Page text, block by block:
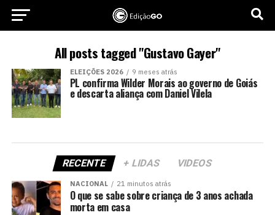
All posts tagged "Gustavo Gayer"
ELEIÇÕES 2026 9 meses atrás
PL confirma Wilder Morais ao governo de Goiás
e descarta aliança com Daniel Vilela
RECENTE + LIDAS VIDEOS
NACIONAL 21 minutos atrás
O que se sabe sobre criança de 3 anos achada
morta em casa